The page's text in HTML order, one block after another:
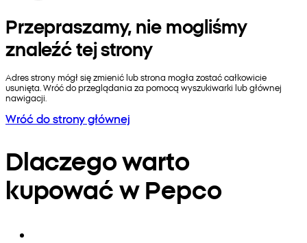
Przepraszamy, nie mogliśmy
znaleźć tej strony
Adres strony mógł się zmienić lub strona mogła zostać całkowicie
usunięta. Wróć do przeglądania za pomocą wyszukiwarki lub głównej
nawigacji.
Wróć do strony głównej
Dlaczego warto
kupować w Pepco